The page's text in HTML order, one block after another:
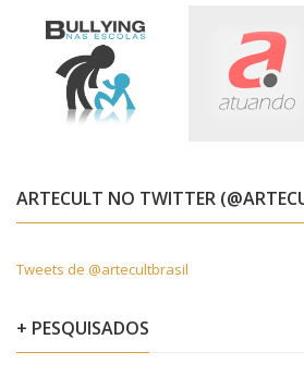
ARTECULT NO TWITTER
Tweets de @artecultbrasil
+ PESQUISADOS